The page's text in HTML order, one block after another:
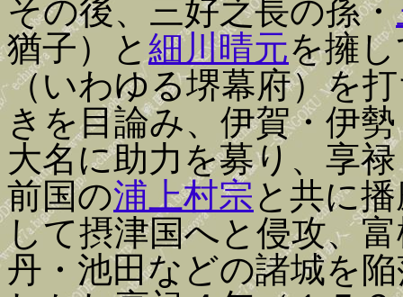
その後、三好之長の孫・
猶子）と 細川晴元を擁
（いわゆる堺幕府）を
きを目論み、伊賀・伊
大名に助力を募り、享
前国の浦上村宗と共に
して摂津国へと侵攻、
丹・池田などの諸城を